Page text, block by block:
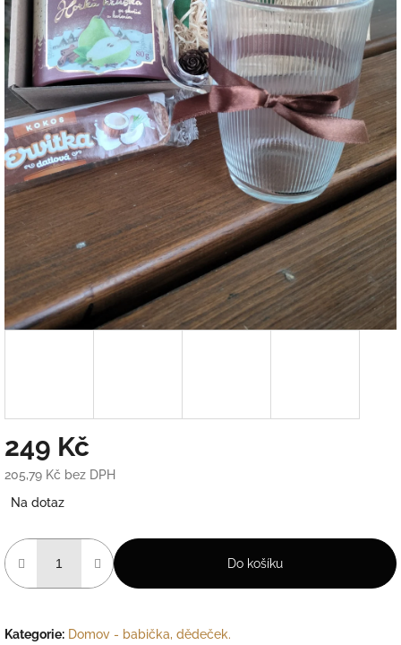
249 Kč
205,79 Kč bez DPH
cena:
Na dotaz
Do košíku
Kategorie: Domov - babička, dědeček.